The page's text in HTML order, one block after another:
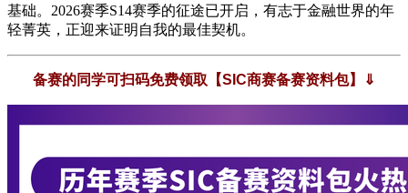
基础。2026赛季S14赛季的征途已开启，有志于金融世界的年
轻菁英，正迎来证明自我的最佳契机。
备赛的同学可扫码免费领取【SIC商赛备赛资料包】⇓